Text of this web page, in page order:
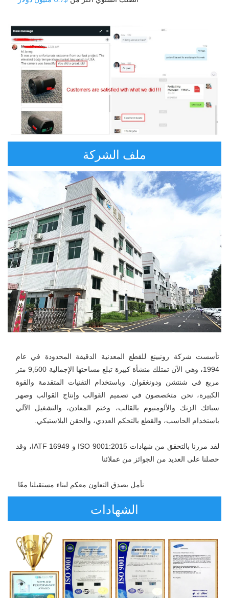
ملف الشركة
تأسست شركة رونبينغ للقطع المعدنية الدقيقة المحدودة في عام
1994، وهي الآن تمتلك منشأة كبيرة تبلغ مساحتها الإجمالية 9,500 متر
مربع في شنتشن ودونغقوان. وباستخدام التقنيات المتقدمة والقوة
الكبيرة، نحن متخصصون في تصميم القوالب وإنتاج القوالب وصهر
سبائك الزنك والألومنيوم بالقالب، وختم المعادن، والتشغيل الآلي
باستخدام الحاسب، والقطع بالتحكم العددي، والحقن البلاستيكي.
لقد مررنا بالتحقق من شهادات ISO 9001:2015 و IATF 16949، وقد
حصلنا على العديد من الجوائز من عملائنا
نأمل بصدق التعاون معكم لبناء مستقبلنا معًا
الشهادات